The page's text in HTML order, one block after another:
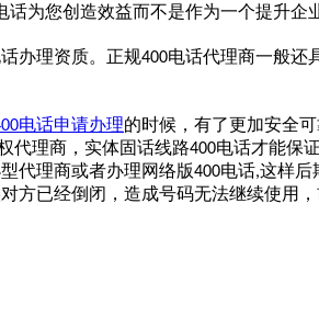
话为您创造效益而不是作为一个提升企
办理资质。正规400电话代理商一般还
电话申请办理的时候，有了更加安全
代理商，实体固话线路400电话才能保
代理商或者办理网络版400电话,这样后
方已经倒闭，造成号码无法继续使用